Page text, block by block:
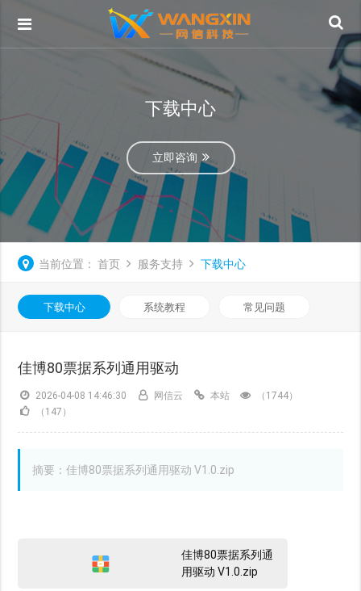
下载中心
立即咨询
当前位置： 首页 服务支持 下载中心
下载中心 系统教程 常见问题
佳博80票据系列通用驱动
2026-04-08 14:46:30 网信云 本站
（1744）
（147）
摘要：佳博80票据系列通用驱动 V1.0.zip
佳博80票据系列通
用驱动 V1.0.zip